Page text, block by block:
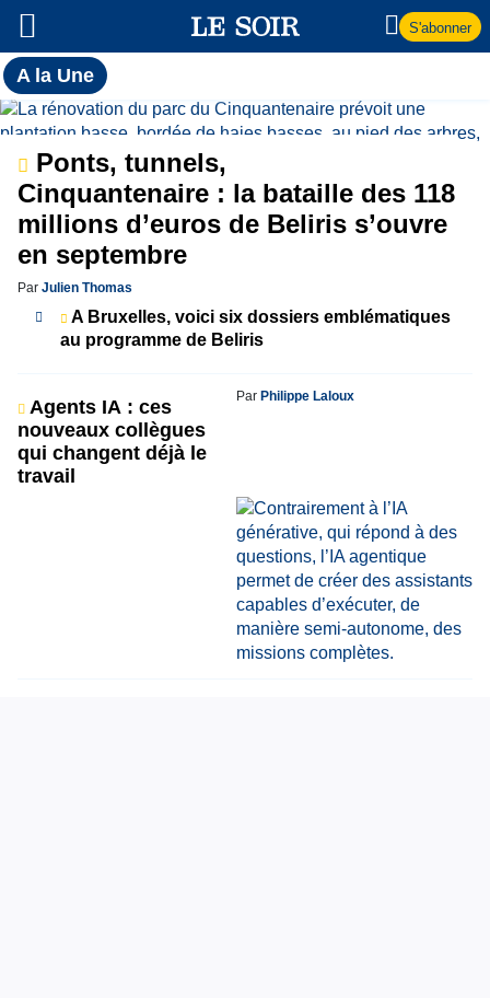
S'abonner
A la UneToutes
l'actualité
du Soir
A
la
Une
Ponts, tunnels,
Cinquantenaire : la bataille des 118
millions d’euros de Beliris s’ouvre
en septembre
Par Julien Thomas
A Bruxelles, voici six dossiers emblématiques
au programme de Beliris
Agents IA : ces
nouveaux collègues
qui changent déjà le
travail
Par Philippe Laloux